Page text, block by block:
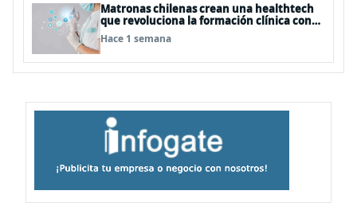
Matronas chilenas crean una healthtech
que revoluciona la formación clínica con
simuladores inteligentes
Hace 1 semana